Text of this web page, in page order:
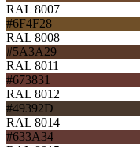
RAL 8007
#6F4F28
RAL 8008
#5A3A29
RAL 8011
#673831
RAL 8012
#49392D
RAL 8014
#633A34